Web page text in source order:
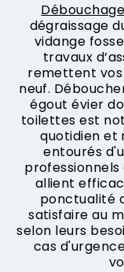
dégraissage
vidange
travaux
remettent
neuf.
égout évier
toilettes est
quotidien et
entourés
allient
ponctualité
satisfaire au
selon leurs
cas